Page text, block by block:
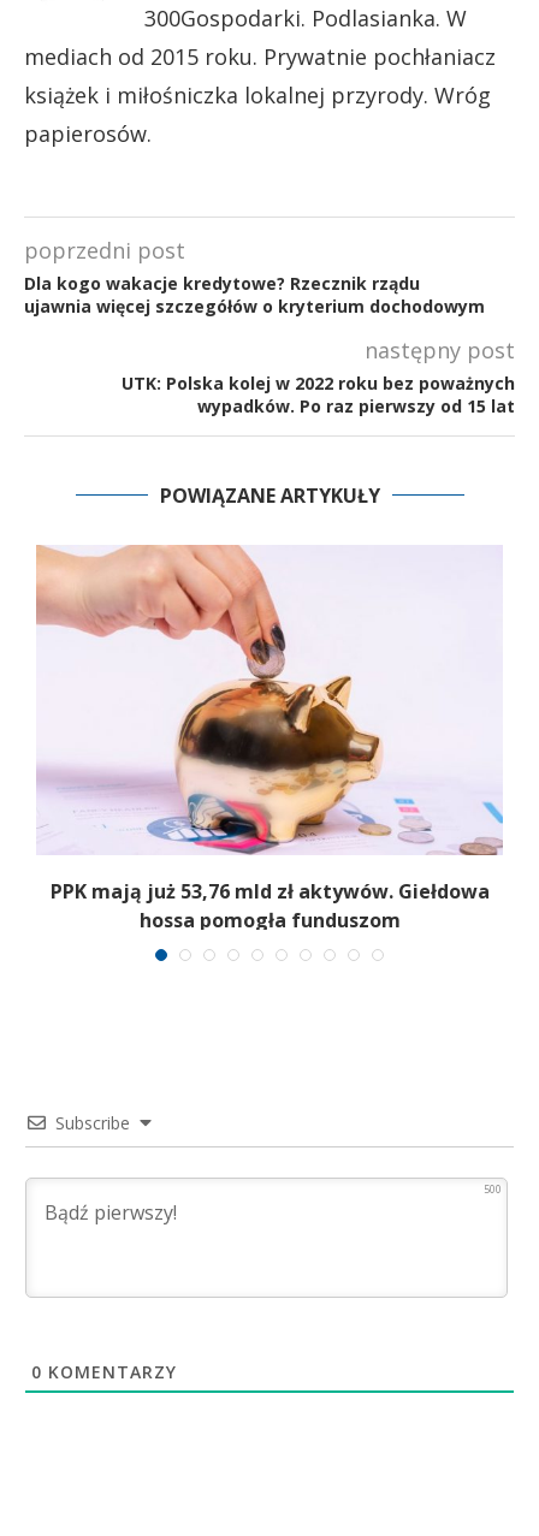
300Gospodarki. Podlasianka. W
mediach od 2015 roku. Prywatnie pochłaniacz
książek i miłośniczka lokalnej przyrody. Wróg
papierosów.
poprzedni post
Dla kogo wakacje kredytowe? Rzecznik rządu
ujawnia więcej szczegółów o kryterium dochodowym
następny post
UTK: Polska kolej w 2022 roku bez poważnych
wypadków. Po raz pierwszy od 15 lat
POWIĄZANE ARTYKUŁY
PPK mają już 53,76 mld zł aktywów. Giełdowa
hossa pomogła funduszom
Subscribe
500
0 KOMENTARZY